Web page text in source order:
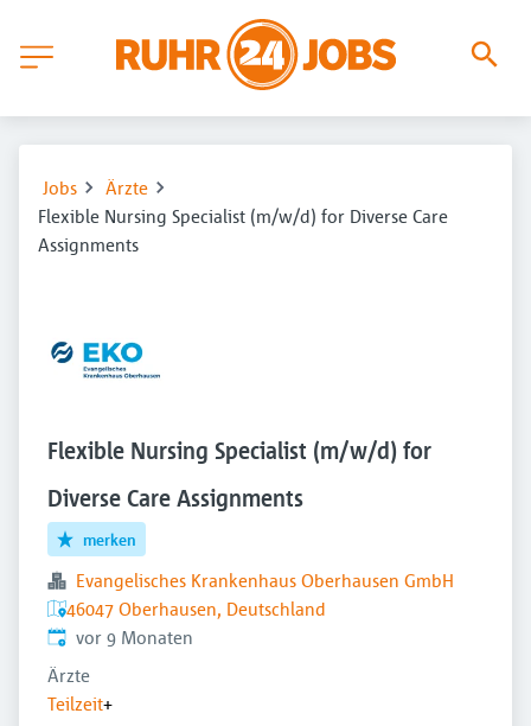
Jobs
Ärzte
Flexible Nursing Specialist (m/w/d) for Diverse Care
Assignments
Flexible Nursing Specialist (m/w/d) for
Diverse Care Assignments
merken
Evangelisches Krankenhaus Oberhausen GmbH
46047 Oberhausen, Deutschland
Veröffentlicht:
vor 9 Monaten
Ärzte
Teilzeit+